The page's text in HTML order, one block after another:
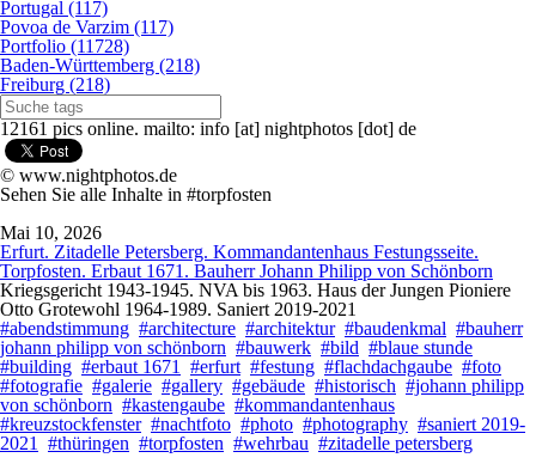
Portugal (117)
Povoa de Varzim (117)
Portfolio (11728)
Baden-Württemberg (218)
Freiburg (218)
12161 pics online. mailto: info [at] nightphotos [dot] de
© www.nightphotos.de
Sehen Sie alle Inhalte in #torpfosten
Mai 10, 2026
Erfurt. Zitadelle Petersberg. Kommandantenhaus Festungsseite.
Torpfosten. Erbaut 1671. Bauherr Johann Philipp von Schönborn
Kriegsgericht 1943-1945. NVA bis 1963. Haus der Jungen Pioniere
Otto Grotewohl 1964-1989. Saniert 2019-2021
#abendstimmung #architecture #architektur #baudenkmal #bauherr
johann philipp von schönborn #bauwerk #bild #blaue stunde
#building #erbaut 1671 #erfurt #festung #flachdachgaube #foto
#fotografie #galerie #gallery #gebäude #historisch #johann philipp
von schönborn #kastengaube #kommandantenhaus
#kreuzstockfenster #nachtfoto #photo #photography #saniert 2019-
2021
#thüringen #torpfosten #wehrbau #zitadelle petersberg